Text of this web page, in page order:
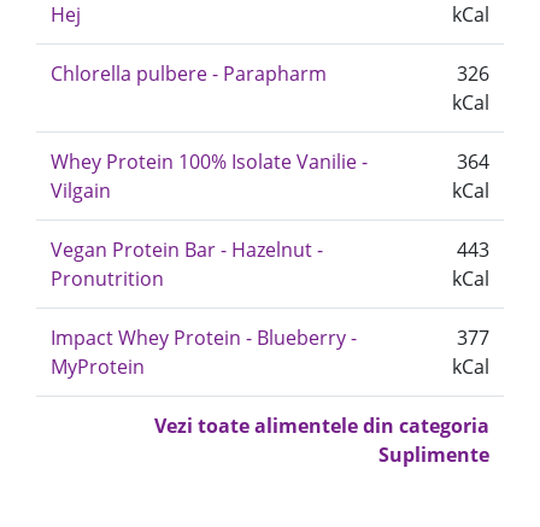
Hej
kCal
Chlorella pulbere - Parapharm
326
kCal
Whey Protein 100% Isolate Vanilie -
Vilgain
364
kCal
Vegan Protein Bar - Hazelnut -
Pronutrition
443
kCal
Impact Whey Protein - Blueberry -
MyProtein
377
kCal
Vezi toate alimentele din categoria
Suplimente